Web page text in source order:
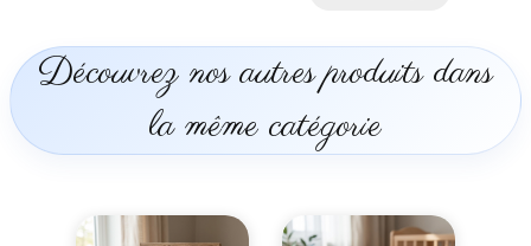
Découvrez nos autres produits dans
la même catégorie